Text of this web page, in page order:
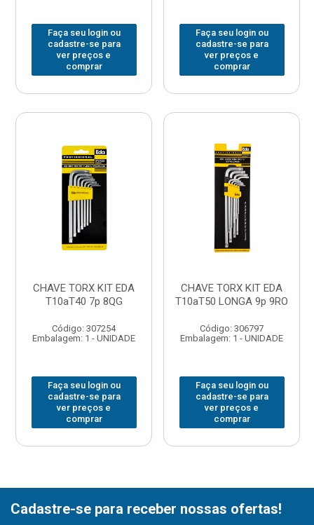
Faça seu login ou
cadastre-se para
ver preços e
comprar
Faça seu login ou
cadastre-se para
ver preços e
comprar
CHAVE TORX KIT EDA
T10aT40 7p 8QG
Código: 307254
Embalagem: 1 - UNIDADE
Faça seu login ou
cadastre-se para
ver preços e
comprar
CHAVE TORX KIT EDA
T10aT50 LONGA 9p 9RO
Código: 306797
Embalagem: 1 - UNIDADE
Faça seu login ou
cadastre-se para
ver preços e
comprar
Cadastre-se para receber nossas ofertas!